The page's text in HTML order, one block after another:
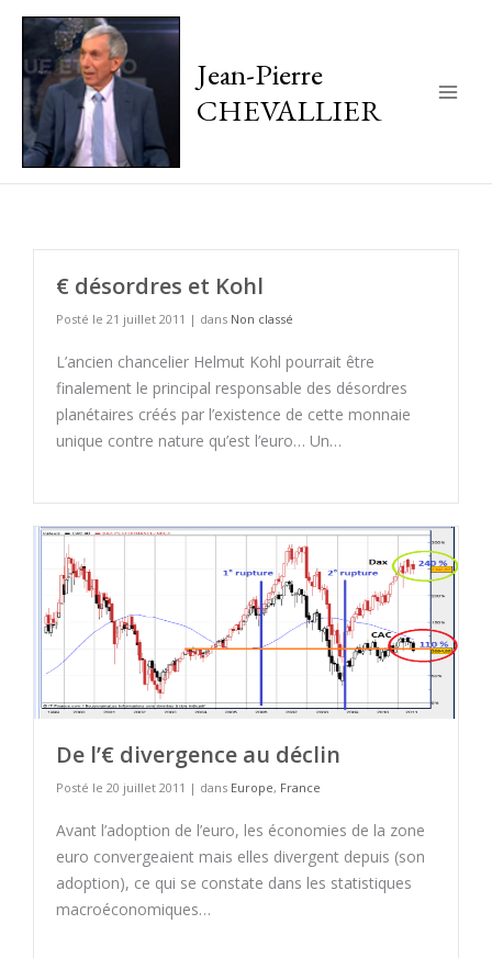
Jean-Pierre
CHEVALLIER
€ désordres et Kohl
Posté le 21 juillet 2011 | dans Non classé
L’ancien chancelier Helmut Kohl pourrait être
finalement le principal responsable des désordres
planétaires créés par l’existence de cette monnaie
unique contre nature qu’est l’euro… Un…
De l’€ divergence au déclin
Posté le 20 juillet 2011 | dans Europe, France
Avant l’adoption de l’euro, les économies de la zone
euro convergeaient mais elles divergent depuis (son
adoption), ce qui se constate dans les statistiques
macroéconomiques…